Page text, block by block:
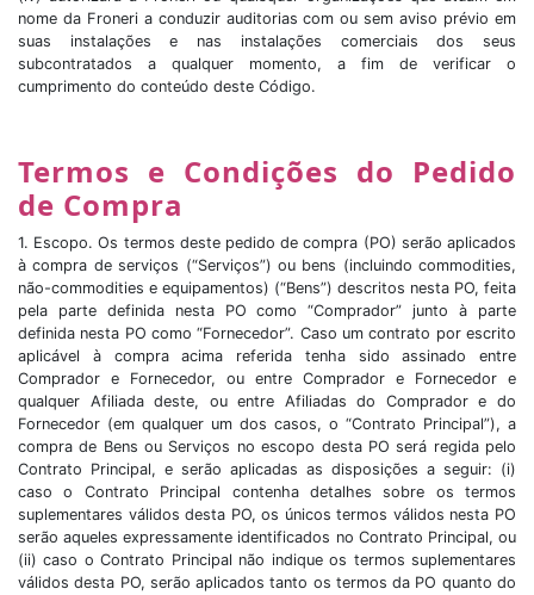
nome da Froneri a conduzir auditorias com ou sem aviso prévio em
suas instalações e nas instalações comerciais dos seus
subcontratados a qualquer momento, a fim de verificar o
cumprimento do conteúdo deste Código.
Termos e Condições do Pedido
de Compra
1. Escopo. Os termos deste pedido de compra (PO) serão aplicados
à compra de serviços (“Serviços”) ou bens (incluindo commodities,
não-commodities e equipamentos) (“Bens”) descritos nesta PO, feita
pela parte definida nesta PO como “Comprador” junto à parte
definida nesta PO como “Fornecedor”. Caso um contrato por escrito
aplicável à compra acima referida tenha sido assinado entre
Comprador e Fornecedor, ou entre Comprador e Fornecedor e
qualquer Afiliada deste, ou entre Afiliadas do Comprador e do
Fornecedor (em qualquer um dos casos, o “Contrato Principal”), a
compra de Bens ou Serviços no escopo desta PO será regida pelo
Contrato Principal, e serão aplicadas as disposições a seguir: (i)
caso o Contrato Principal contenha detalhes sobre os termos
suplementares válidos desta PO, os únicos termos válidos nesta PO
serão aqueles expressamente identificados no Contrato Principal, ou
(ii) caso o Contrato Principal não indique os termos suplementares
válidos desta PO, serão aplicados tanto os termos da PO quanto do